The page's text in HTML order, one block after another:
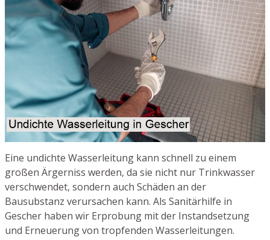
Eine undichte Wasserleitung kann schnell zu einem
großen Ärgerniss werden, da sie nicht nur Trinkwasser
verschwendet, sondern auch Schäden an der
Bausubstanz verursachen kann. Als Sanitärhilfe in
Gescher haben wir Erprobung mit der Instandsetzung
und Erneuerung von tropfenden Wasserleitungen.